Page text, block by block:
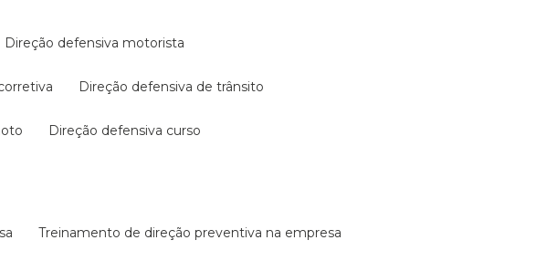
direção defensiva motorista
direção defensiva de trânsito
direção defensiva curso
treinamento de direção preventiva na empresa